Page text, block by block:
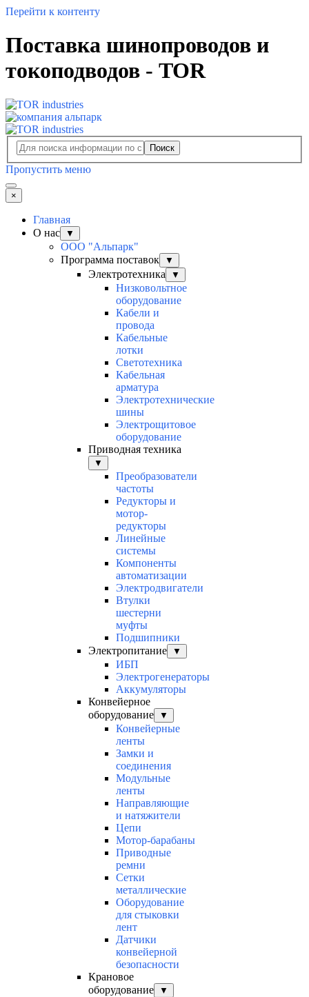
Перейти к контенту
Поставка шинопроводов и
токоподводов - TOR
Поиск
Пропустить меню
×
Главная
О нас
▼
ООО "Альпарк"
Программа поставок
▼
Электротехника ▼
Низковольтное
оборудование
Кабели и
провода
Кабельные
лотки
Светотехника
Кабельная
арматура
Электротехнические
шины
Электрощитовое
оборудование
Приводная техника
▼
Преобразователи
частоты
Редукторы и
мотор-
редукторы
Линейные
системы
Компоненты
автоматизации
Электродвигатели
Втулки
шестерни
муфты
Подшипники
Электропитание
▼
ИБП
Электрогенераторы
Аккумуляторы
Конвейерное
оборудование
▼
Конвейерные
ленты
Замки и
соединения
Модульные
ленты
Направляющие
и натяжители
Цепи
Мотор-барабаны
Приводные
ремни
Сетки
металлические
Оборудование
для стыковки
лент
Датчики
конвейерной
безопасности
Крановое
оборудование
▼